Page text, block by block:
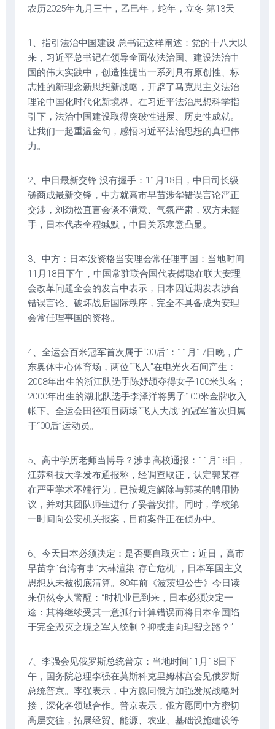
农历2025年九月三十，乙巳年，蛇年，立冬 第13天
1、指引法治中国建设 总书记这样阐述：党的十八大以
来，习近平总书记在领导全面依法治国、建设法治中
国的伟大实践中，创造性提出一系列具有原创性、标
志性的新理念新思想新战略，开辟了马克思主义法治
理论中国化时代化新境界。在习近平法治思想科学指
引下，法治中国建设取得突破性进展、历史性成就。
让我们一起重温金句，感悟习近平法治思想的真理伟
力。
2、中日最新交锋 没有握手：11月18日，中日司长级
磋商成最新交锋，中方就高市早苗涉华错误言论严正
交涉，刘劲松直言会谈不满意、气氛严肃，双方未握
手，日本代表全程缄默，中日关系寒意凸显。
3、中方：日本没资格当安理会常任理事国：当地时间
11月18日下午，中国常驻联合国代表傅聪在联大安理
会改革问题全会的发言中表示，日本因近期发表涉台
错误言论、破坏战后国际秩序，完全不具备成为安理
会常任理事国的资格。
4、全运会百米冠军首次属于“00后”：11月17日晚，广
东奥体中心体育场，两位“飞人”在电光火石间产生：
2008年出生的浙江队选手陈妤颉夺得女子100米头名；
2000年出生的湖北队选手李泽洋将男子100米金牌收入
帐下。全运会田径项目两场“飞人大战”的冠军首次归属
于“00后”运动员。
5、高中学历老师当博导？涉事高校通报：11月18日，
江苏科技大学发布通报称，经调查取证，认定郭某存
在严重学术不端行为，已按规定解除与郭某的聘用协
议，并对其团队师生进行了妥善安排。同时，学校第
一时间向公安机关报案，目前案件正在侦办中。
6、今天日本必须决定：是否要自取灭亡：近日，高市
早苗拿“台湾有事”大肆渲染“存亡危机”，日本军国主义
思想从未被彻底清算。80年前《波茨坦公告》今日读
来仍然令人警醒：“时机业已到来，日本必须决定一
途：其将继续受其一意孤行计算错误而将日本帝国陷
于完全毁灭之境之军人统制？抑或走向理智之路？”
7、李强会见俄罗斯总统普京：当地时间11月18日下
午，国务院总理李强在莫斯科克里姆林宫会见俄罗斯
总统普京。李强表示，中方愿同俄方加强发展战略对
接，深化各领域合作。普京表示，俄方愿同中方密切
高层交往，拓展经贸、能源、农业、基础设施建设等